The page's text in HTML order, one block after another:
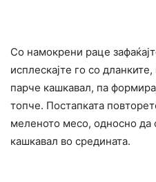
Со намокрени раце
исплескајте го со
парче кашкавал, па
топче. Постапката
меленото месо, односно да
кашкавал во средината.